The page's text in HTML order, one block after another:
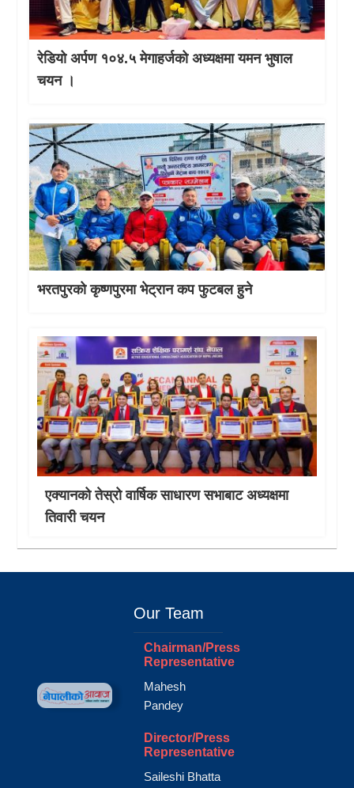
रेडियो अर्पण १०४.५ मेगाहर्जको अध्यक्षमा यमन भुषाल
चयन ।
भरतपुरको कृष्णपुरमा भेट्रान कप फुटबल हुने
एक्यानको तेस्रो वार्षिक साधारण सभाबाट अध्यक्षमा
तिवारी चयन
Our Team
Chairman/Press
Representative
Mahesh
Pandey
Director/Press
Representative
Saileshi Bhatta